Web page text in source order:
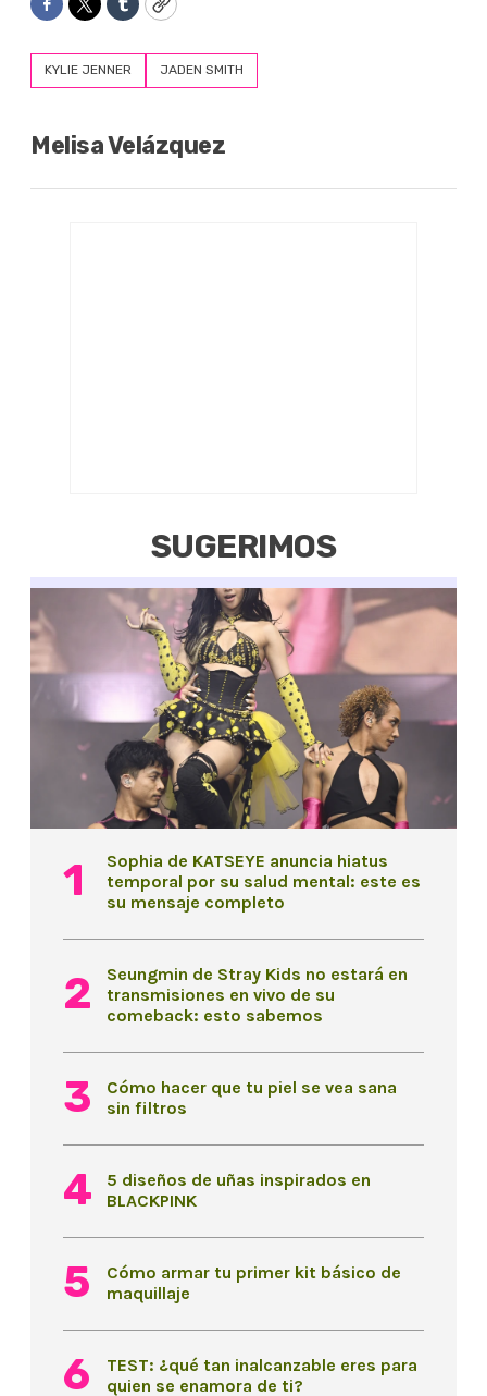
Facebook
TwitterTumblrCopy
KYLIE JENNER JADEN SMITH
Melisa Velázquez
SUGERIMOS
Sophia de KATSEYE anuncia hiatus
temporal por su salud mental: este es
su mensaje completo
Seungmin de Stray Kids no estará en
transmisiones en vivo de su
comeback: esto sabemos
Cómo hacer que tu piel se vea sana
sin filtros
5 diseños de uñas inspirados en
BLACKPINK
Cómo armar tu primer kit básico de
maquillaje
TEST: ¿qué tan inalcanzable eres para
quien se enamora de ti?